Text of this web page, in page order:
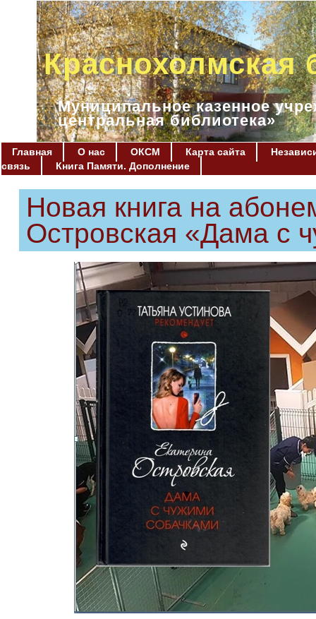
Краснохолмская
Муниципальное казенное
центральная библиотека»
Главная О нас ОКСМ Карта сайта
связь
Книга Памяти. Дополнение
Новая книга на
Островская «Дама с